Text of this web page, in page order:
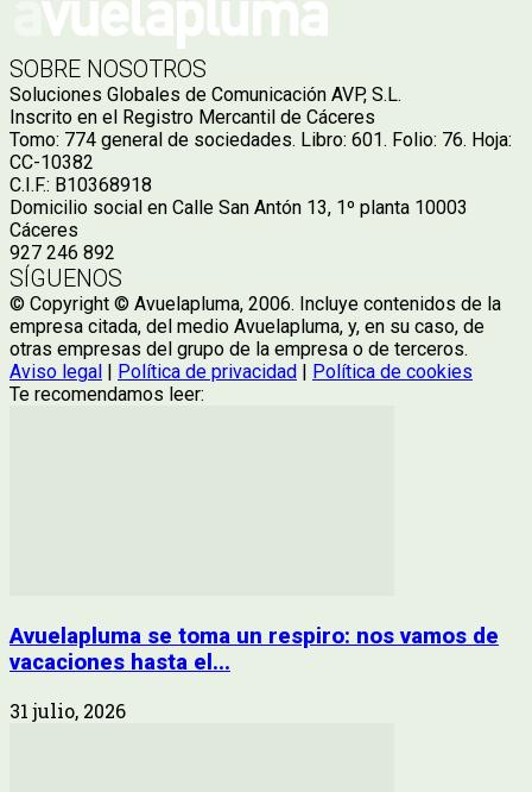
SOBRE NOSOTROS
Soluciones Globales de Comunicación AVP, S.L.
Inscrito en el Registro Mercantil de Cáceres
Tomo: 774 general de sociedades. Libro: 601. Folio: 76. Hoja:
CC-10382
C.I.F.: B10368918
Domicilio social en Calle San Antón 13, 1º planta 10003
Cáceres
927 246 892
SÍGUENOS
© Copyright © Avuelapluma, 2006. Incluye contenidos de la
empresa citada, del medio Avuelapluma, y, en su caso, de
otras empresas del grupo de la empresa o de terceros.
Aviso legal
Política de privacidad
Política de cookies
Te recomendamos leer:
Avuelapluma se toma un respiro: nos vamos de
vacaciones hasta el...
31 julio, 2026